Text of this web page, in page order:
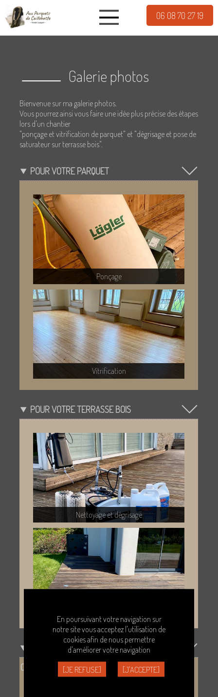
06 08 70 27 19
Galerie photos
Bienvenue sur ma galerie photos.
Vous pourrez ainsi vous faire une idée plus précise des étapes
lors d'un chantier
"ponçage et vitrification de parquet" et "dégrisage et pose de
saturateur sur terrasse bois".
En poursuivant votre navigation sur
notre site vous acceptez l'utilisation de
cookies afin de nous permettre
d'améliorer votre navigation
[JE REFUSE]
[J'ACCEPTE]